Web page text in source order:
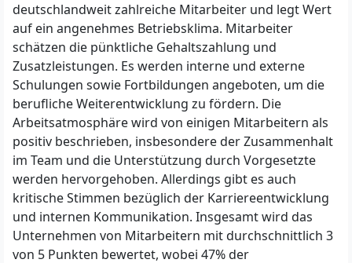
deutschlandweit zahlreiche Mitarbeiter und legt Wert
auf ein angenehmes Betriebsklima. Mitarbeiter
schätzen die pünktliche Gehaltszahlung und
Zusatzleistungen. Es werden interne und externe
Schulungen sowie Fortbildungen angeboten, um die
berufliche Weiterentwicklung zu fördern. Die
Arbeitsatmosphäre wird von einigen Mitarbeitern als
positiv beschrieben, insbesondere der Zusammenhalt
im Team und die Unterstützung durch Vorgesetzte
werden hervorgehoben. Allerdings gibt es auch
kritische Stimmen bezüglich der Karriereentwicklung
und internen Kommunikation. Insgesamt wird das
Unternehmen von Mitarbeitern mit durchschnittlich 3
von 5 Punkten bewertet, wobei 47% der